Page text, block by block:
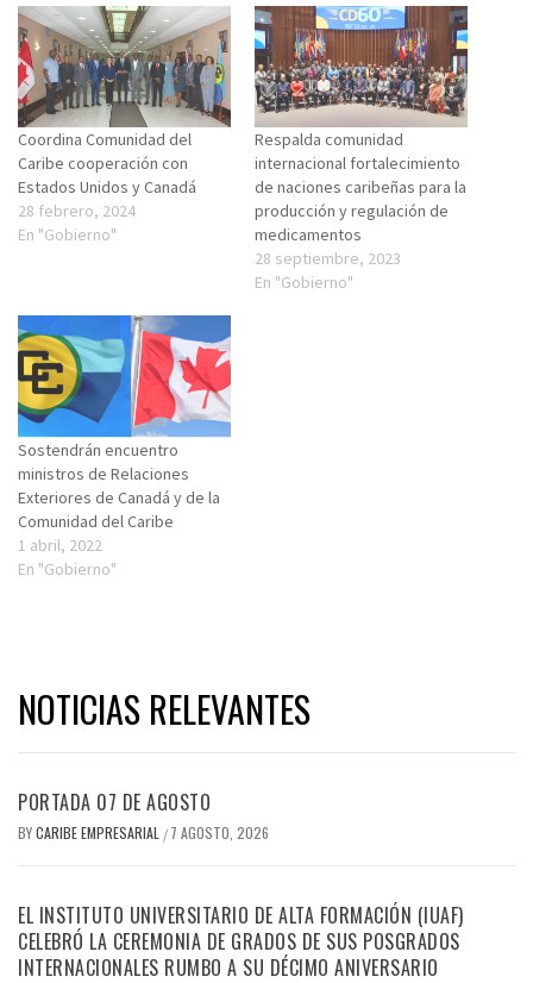
Coordina Comunidad del
Caribe cooperación con
Estados Unidos y Canadá
28 febrero, 2024
En "Gobierno"
Respalda comunidad
internacional fortalecimiento
de naciones caribeñas para la
producción y regulación de
medicamentos
28 septiembre, 2023
En "Gobierno"
Sostendrán encuentro
ministros de Relaciones
Exteriores de Canadá y de la
Comunidad del Caribe
1 abril, 2022
En "Gobierno"
NOTICIAS RELEVANTES
PORTADA 07 DE AGOSTO
BYCARIBE EMPRESARIAL / 7 AGOSTO, 2026
EL INSTITUTO UNIVERSITARIO DE ALTA FORMACIÓN (IUAF)
CELEBRÓ LA CEREMONIA DE GRADOS DE SUS POSGRADOS
INTERNACIONALES RUMBO A SU DÉCIMO ANIVERSARIO